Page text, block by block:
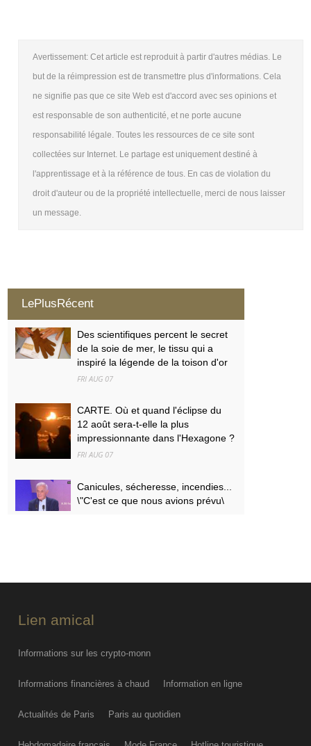
Avertissement: Cet article est reproduit à partir d'autres médias. Le
but de la réimpression est de transmettre plus d'informations. Cela
ne signifie pas que ce site Web est d'accord avec ses opinions et
est responsable de son authenticité, et ne porte aucune
responsabilité légale. Toutes les ressources de ce site sont
collectées sur Internet. Le partage est uniquement destiné à
l'apprentissage et à la référence de tous. En cas de violation du
droit d'auteur ou de la propriété intellectuelle, merci de nous laisser
un message.
LePlusRécent
Des scientifiques percent le secret
de la soie de mer, le tissu qui a
inspiré la légende de la toison d'or
FRI AUG 07
CARTE. Où et quand l'éclipse du
12 août sera-t-elle la plus
impressionnante dans l'Hexagone ?
FRI AUG 07
Canicules, sécheresse, incendies...
\"C'est ce que nous avions prévu\
FRI AUG 07
Lien amical
Informations sur les crypto-monn
Informations financières à chaud Information en ligne
Actualités de Paris Paris au quotidien